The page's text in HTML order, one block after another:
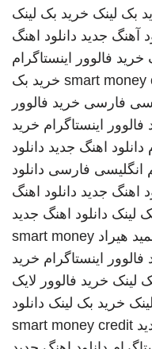
بک لینک خرید بک لینک
آهنگ جدید دانلود اهنگ
خرید فالوور اینستاگرام
smart money خرید بک
فارسی خرید فالوور
فالوور اینستاگرام خرید
دانلود اهنگ جدید دانلود
انگلیسی فارسی دانلود
اهنگ جدید دانلود اهنگ
لینک دانلود اهنگ جدید
هیراد smart money
فالوور اینستاگرام خرید
لینک خرید فالوور لایک
خرید بک لینک دانلود
smart money credit